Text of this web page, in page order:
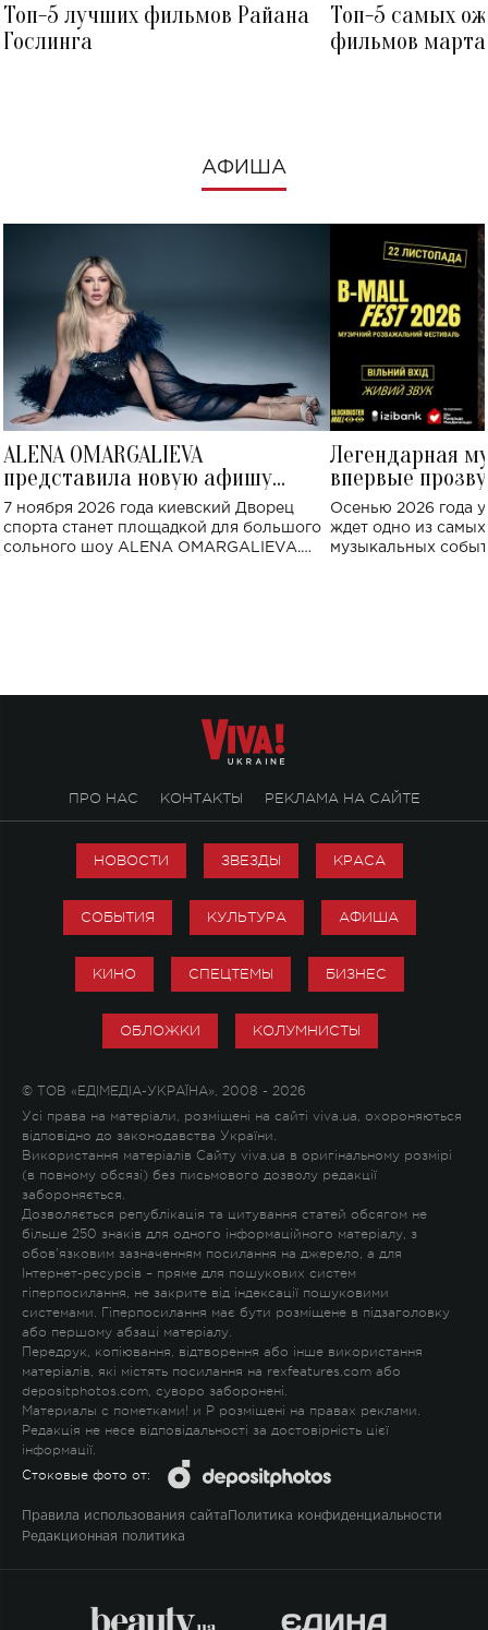
Топ-5 лучших фильмов Райана
Гослинга
Топ-5 самых
фильмов
АФИША
ALENA OMARGALIEVA
представила новую афишу
большого концерта во Дворце
спорта
7 ноября 2026 года киевский Дворец
спорта станет площадкой для большого
сольного шоу ALENA OMARGALIEVA.
Легендарная
впервые
Украине: где
Осенью 2026 года
ждет одно из
музыкальных
ПРО НАС КОНТАКТЫ РЕКЛАМА НА САЙТЕ
НОВОСТИ ЗВЕЗДЫ КРАСА
СОБЫТИЯ КУЛЬТУРА АФИША
КИНО СПЕЦТЕМЫ БИЗНЕС
ОБЛОЖКИ КОЛУМНИСТЫ
© ТОВ «ЕДІМЕДІА-УКРАЇНА», 2008 - 2026
Усі права на матеріали, розміщені на сайті viva.ua, охороняються
відповідно до законодавства України.
Використання матеріалів Сайту viva.ua в оригінальному розмірі
(в повному обсязі) без письмового дозволу редакції
забороняється.
Дозволяється републікація та цитування статей обсягом не
більше 250 знаків для одного інформаційного матеріалу, з
обов'язковим зазначенням посилання на джерело, а для
Інтернет-ресурсів – пряме для пошукових систем
гіперпосилання, не закрите від індексації пошуковими
системами. Гіперпосилання має бути розміщене в підзаголовку
або першому абзаці матеріалу.
Передрук, копіювання, відтворення або інше використання
матеріалів, які містять посилання на rexfeatures.com або
depositphotos.com, суворо заборонені.
Материалы с пометками! и P розміщені на правах реклами.
Редакція не несе відповідальності за достовірність цієї
інформації.
Стоковые фото от:
Правила использования сайта Политика конфиденциальности
Редакционная политика